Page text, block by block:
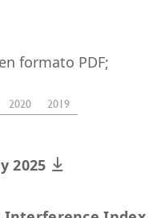
formato PDF;
2020 2019
2025